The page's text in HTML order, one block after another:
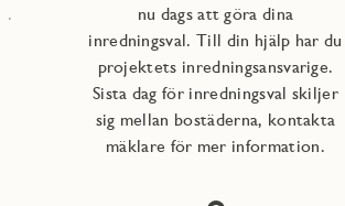
nu dags att göra dina
inredningsval. Till din hjälp har du
projektets inredningsansvarige.
Sista dag för inredningsval skiljer
sig mellan bostäderna, kontakta
mäklare för mer information.